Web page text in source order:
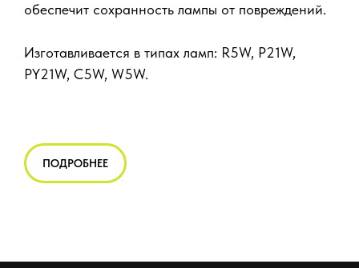
обеспечит сохранность лампы от повреждений.
Изготавливается в типах ламп: R5W, P21W,
PY21W, C5W, W5W.
ПОДРОБНЕЕ